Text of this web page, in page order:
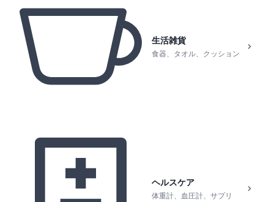
生活雑貨
食器、タオル、クッション
ヘルスケア
体重計、血圧計、サプリ